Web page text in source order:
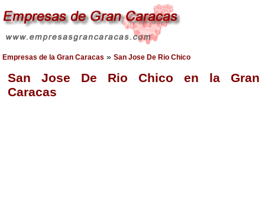
Empresas de la Gran Caracas » San Jose De Rio Chico
San Jose De Rio Chico en la Gran
Caracas